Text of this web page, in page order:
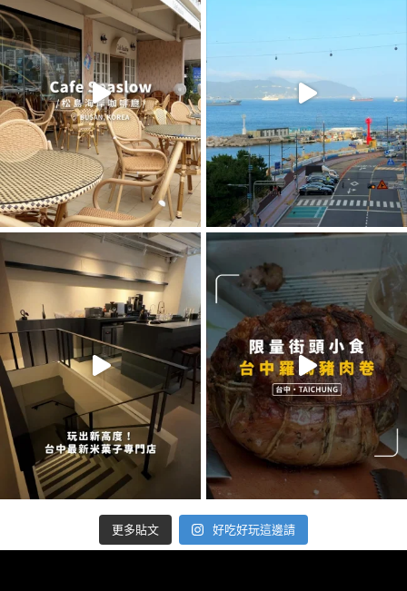
更多貼文 好吃好玩這邊請